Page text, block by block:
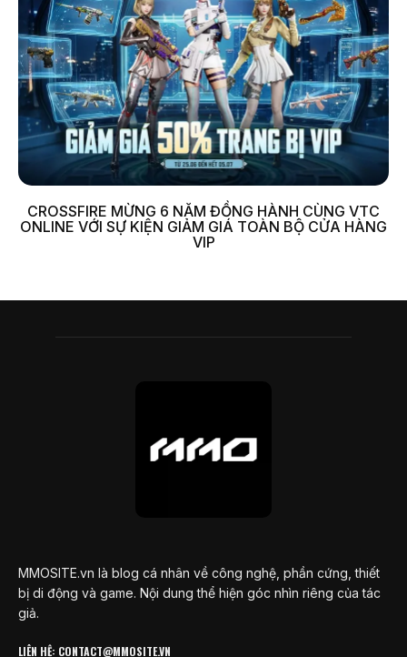
CROSSFIRE MỪNG 6 NĂM ĐỒNG HÀNH CÙNG VTC
ONLINE VỚI SỰ KIỆN GIẢM GIÁ TOÀN BỘ CỬA HÀNG
VIP
MMOSITE.vn là blog cá nhân về công nghệ, phần cứng, thiết
bị di động và game. Nội dung thể hiện góc nhìn riêng của tác
giả.
LIÊN HỆ: CONTACT@MMOSITE.VN